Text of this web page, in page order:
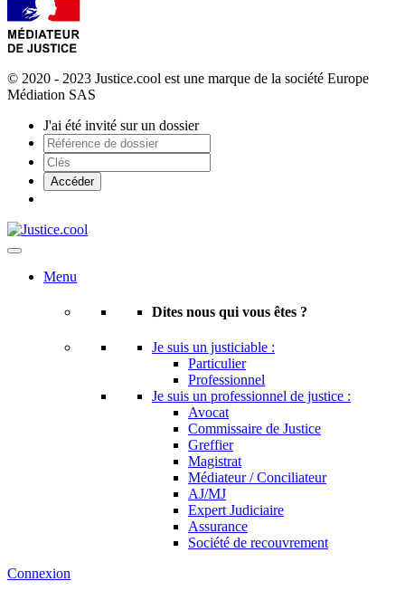
© 2020 - 2023 Justice.cool est une marque de la société Europe
Médiation SAS
J'ai été invité sur un dossier
Menu
Dites nous qui vous êtes ?
Je suis un justiciable :
Particulier
Professionnel
Je suis un professionnel de justice :
Avocat
Commissaire de Justice
Greffier
Magistrat
Médiateur / Conciliateur
AJ/MJ
Expert Judiciaire
Assurance
Société de recouvrement
Connexion